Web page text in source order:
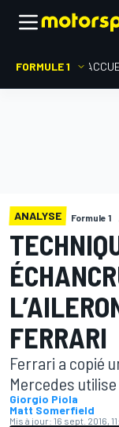
FORMULE 1
ANALYSE Formule 1
FERRARI
Ferrari a copié
Mercedes
Giorgio Piola
Matt Somerfield
Mis à jour: 16 sept. 2016,